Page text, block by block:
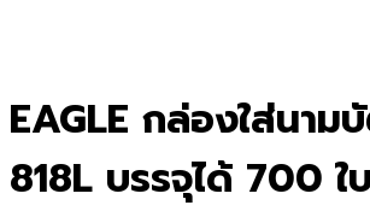
EAGLE กล่องใส่นาม
818L บรรจุได้ 700 ใบ